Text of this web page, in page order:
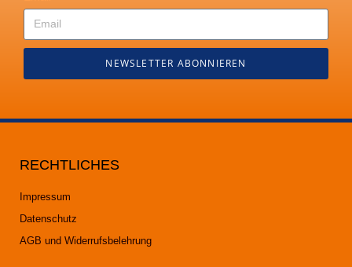
NEWSLETTER ABONNIEREN
RECHTLICHES
Impressum
Datenschutz
AGB und Widerrufsbelehrung